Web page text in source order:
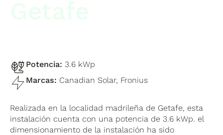
Potencia:3.6 kWp
Marcas: Canadian Solar, Fronius
Realizada en la localidad madrileña de Getafe, esta
instalación cuenta con una potencia de 3.6 kWp. el
dimensionamiento de la instalación ha sido